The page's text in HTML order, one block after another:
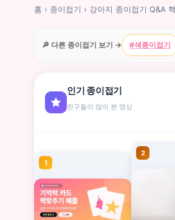
홈 › 종이접기 › 강아지 종이접기 Q&A
🔎 다른 종이접기 보기 → #색종이접기
인기 종이접기
친구들이 많이 본 영상
1
2